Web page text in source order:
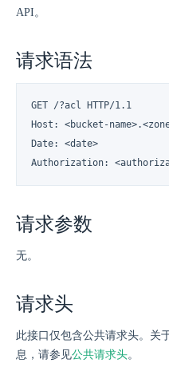
API。
请求语法
GET /?acl HTTP/1.1
Host: <bucket-
Date: <date>
Authorization:
请求参数
无。
请求头
此接口仅包含公共请求头。关
息，请参见公共请求头。